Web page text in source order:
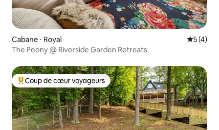
Cabane ⋅ Royal
5 (4)
The Peony @ Riverside Garden Retreats
Coups de cœur voyageurs les plus appréciés
Coup de cœur voyageurs